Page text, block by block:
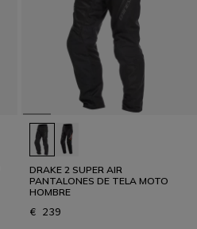
DRAKE 2 SUPER AIR
PANTALONES DE TELA MOTO
HOMBRE
€ 239